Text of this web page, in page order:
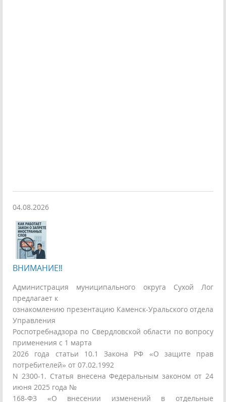
04.08.2026
ВНИМАНИЕ‼
Администрация муниципального округа Сухой Лог
предлагает к
ознакомлению презентацию Каменск-Уральского отдела
Управления
Роспотребнадзора по Свердловской области по вопросу
применения с 1 марта
2026 года статьи 10.1 Закона РФ «О защите прав
потребителей» от 07.02.1992
N 2300-1. Статья внесена Федеральным законом от 24
июня 2025 года №
168-ФЗ «О внесении изменений в отдельные